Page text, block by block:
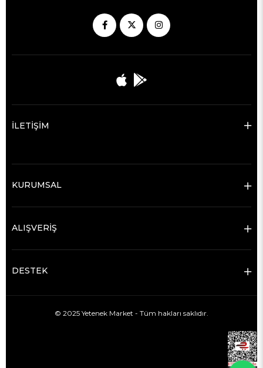
İLETİŞİM
KURUMSAL
ALIŞVERİŞ
DESTEK
© 2025 Yetenek Market - Tüm hakları saklıdır.